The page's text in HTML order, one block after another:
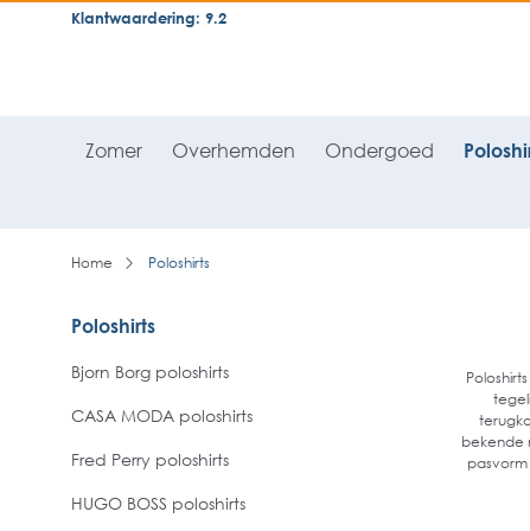
general.skipToNavigation
Klantwaardering: 9.2
Zomer Overhemden Ondergoed
Home Poloshirts
Poloshirts
Bjorn Borg poloshirts
CASA MODA poloshirts
Fred Perry poloshirts
HUGO BOSS poloshirts
bekende